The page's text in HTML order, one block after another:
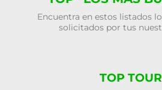
Encuentra en estos listados
solicitados por tus
TOP